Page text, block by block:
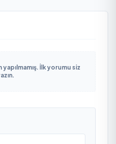
İlk yorumu siz